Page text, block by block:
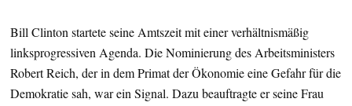
Bill Clinton startete seine Amtszeit mit einer verhältnismäßig
linksprogressiven Agenda. Die Nominierung des Arbeitsministers
Robert Reich, der in dem Primat der Ökonomie eine Gefahr für die
Demokratie sah, war ein Signal. Dazu beauftragte er seine Frau